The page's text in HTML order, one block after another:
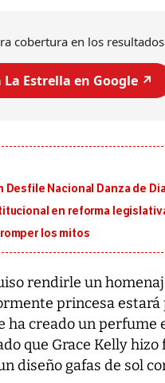
cobertura en los
La Estrella en Google ↗️
Nacional Danza de
en reforma
los mitos
rendirle un
princesa
ha creado un perfume
que Grace Kelly hizo
diseño gafas de sol
al sur de